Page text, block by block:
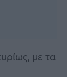
με τα